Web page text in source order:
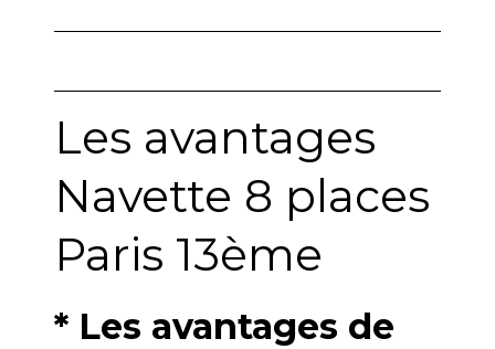
Les avantages
Navette 8 places
Paris 13ème
* Les avantages de